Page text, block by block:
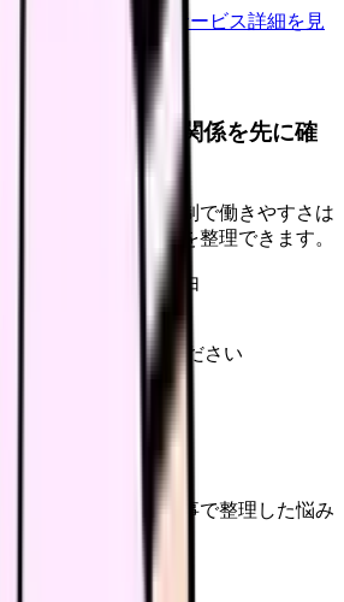
積もりを依頼
サービス詳細を見
勤務時間と人間関係を先に確
。
・院長方針・人数体制で働きやすさは
で決める前に条件を整理できます。
退会自由
を確認する
新情報を確認してください
師求人を探す
ンクなど、この記事で整理した悩み
。